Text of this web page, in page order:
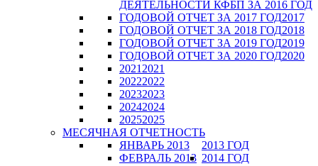
ДЕЯТЕЛЬНОСТИ КФБП ЗА 2016 ГОД
2017
ГОДОВОЙ ОТЧЕТ ЗА 2017 ГОД
2018
ГОДОВОЙ ОТЧЕТ ЗА 2018 ГОД
2019
ГОДОВОЙ ОТЧЕТ ЗА 2019 ГОД
2020
ГОДОВОЙ ОТЧЕТ ЗА 2020 ГОД
2021
2021
2022
2022
2023
2023
2024
2024
2025
2025
МЕСЯЧНАЯ ОТЧЕТНОСТЬ
2013 ГОД
ЯНВАРЬ 2013
ФЕВРАЛЬ 2013 2014 ГОД